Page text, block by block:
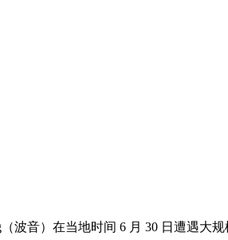
波音）在当地时间 6 月 30 日遭遇大